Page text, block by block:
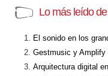
Lo más leído
El sonido en los
Gestmusic y Amplify
Arquitectura digital